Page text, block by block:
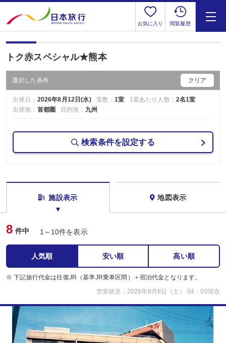
お気に入り 閲覧履歴
トク赤スペシャル★熊本
選択した条件 クリア
出発日： 2026年8月12日(水) 室数：1室 1室あたり人数： 2名1室
出発地： 首都圏 目的地： 九州
検索条件を設定する
施設表示 地図表示
8 件中 1～10件を表示
人気順 安い順 高い順
※ 下記旅行代金は往復JR（基準JR乗車区間）＋宿泊代金となります。
空室状況：2026年8月8日（土） 04：00現在